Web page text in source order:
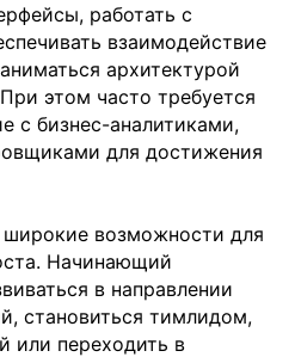
работать с
взаимодействие
архитектурой
этом часто требуется
с бизнес-аналитиками,
для достижения
возможности для
Начинающий
в направлении
становиться тимлидом,
или переходить в